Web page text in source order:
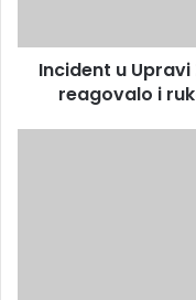
Incident u
reagovalo i